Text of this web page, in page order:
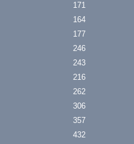
171
164
177
246
243
216
262
306
357
432